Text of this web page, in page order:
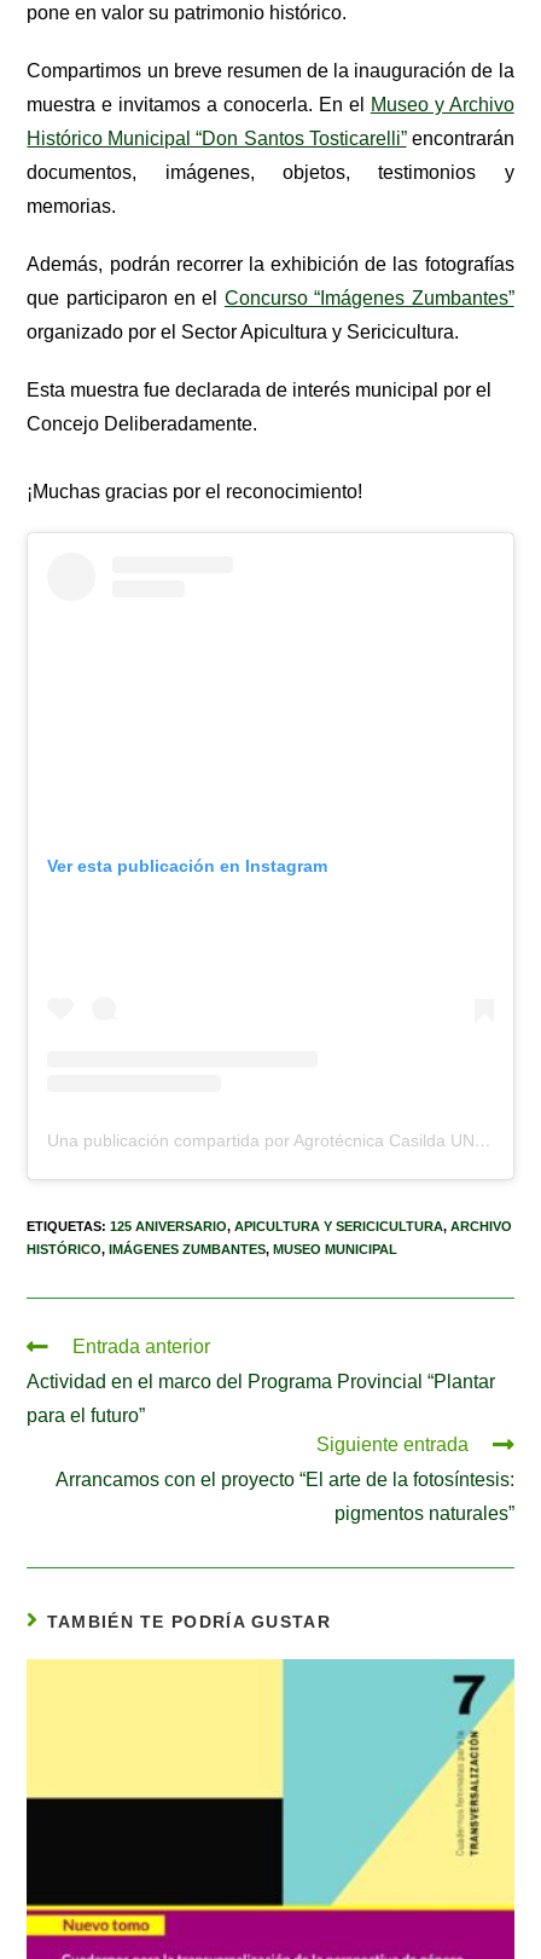
pone en valor su patrimonio histórico.
Compartimos un breve resumen de la inauguración de la
muestra e invitamos a conocerla. En el
Museo y Archivo
Histórico Municipal “Don Santos Tosticarelli”encontrarán
documentos, imágenes, objetos, testimonios y
memorias.
Además, podrán recorrer la exhibición de las fotografías
que participaron en el Concurso “Imágenes Zumbantes”
organizado por el Sector Apicultura y Sericicultura.
Esta muestra fue declarada de interés municipal por el
Concejo Deliberadamente.
¡Muchas gracias por el reconocimiento!
Ver esta publicación en Instagram
Una publicación compartida por Agrotécnica Casilda UNR (@escuela.agrotecnica.casilda)
ETIQUETAS:125 ANIVERSARIO, APICULTURA Y SERICICULTURA, ARCHIVO
HISTÓRICO, IMÁGENES ZUMBANTES, MUSEO MUNICIPAL
Entrada anterior
Actividad en el marco del Programa Provincial “Plantar
para el futuro”
Siguiente entrada
Arrancamos con el proyecto “El arte de la fotosíntesis:
pigmentos naturales”
TAMBIÉN TE PODRÍA GUSTAR